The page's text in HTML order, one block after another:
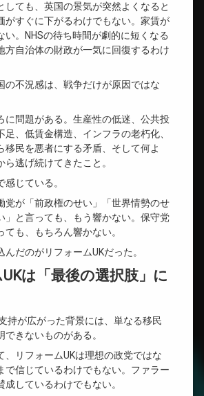
しても、英国の景気が突然よくなると
がすぐに下がるわけでもない。家賃が
い。NHSの待ち時間が劇的に短くなる
方自治体の財政が一気に回復するわけ
の不況感は、戦争だけが原因ではな
に問題がある。生産性の低迷、公共投
足、低賃金構造、インフラの老朽化、
移民を悪者にする矛盾、そして何よ
ら逃げ続けてきたこと。
感じている。
党が「前政権のせい」「世界情勢のせ
」と言っても、もう響かない。保守党
も、もちろん響かない。
んだのがリフォームUKだった。
は「最後の選択肢」に
持が広がった背景には、単なる移民
できないものがある。
、リフォームUKは理想の政党ではな
で信じているわけでもない。ファラー
成しているわけでもない。